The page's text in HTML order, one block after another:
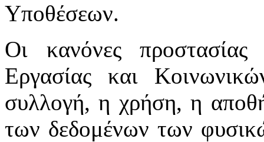
Υποθέσεων.
Οι κανόνες
Εργασίας και
συλλογή, η χρήση, η
των δεδομένων των